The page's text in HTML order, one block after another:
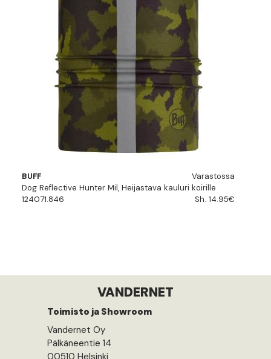
BUFF
Varastossa
Dog Reflective Hunter Mil, Heijastava kauluri koirille
124071.846
Sh. 14.95€
VANDERNET
Toimisto ja Showroom
Vandernet Oy
Pälkäneentie 14